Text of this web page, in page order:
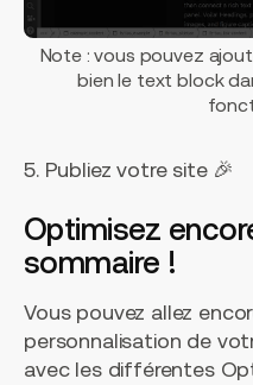
Note : vous pouvez
bien le text block
5. Publiez votre site 🎉
Optimisez
sommaire !
Vous pouvez allez
personnalisation de
avec les différentes